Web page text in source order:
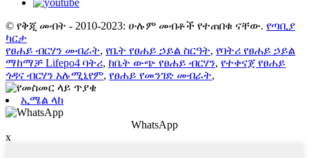
© የቅጂ መብት - 2010-2023: ሁሉም መብቶች የተጠበቁ ናቸው. የጣቢያ
ካርታ
የፀሐይ ብርሃን መብራት, የቤት የፀሐይ ኃይል ስርዓት, የባትሪ የፀሐይ ኃይል
ማከማቻ Lifepo4 ባትሪ, ከቤት ውጭ የፀሐይ ብርሃን, የተቀናጀ የፀሐይ
ጎዳና ብርሃን አሉሚኒየም, የፀሐይ የመንገድ መብራት,
ኢሜል ላክ
WhatsApp
x